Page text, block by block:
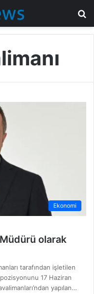
Ekonomi
olarak
tarafından işletilen
17 Haziran
yapılan…